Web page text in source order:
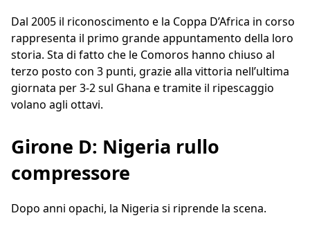
Dal 2005 il riconoscimento e la Coppa D’Africa in corso
rappresenta il primo grande appuntamento della loro
storia. Sta di fatto che le Comoros hanno chiuso al
terzo posto con 3 punti, grazie alla vittoria nell’ultima
giornata per 3-2 sul Ghana e tramite il ripescaggio
volano agli ottavi.
Girone D: Nigeria rullo
compressore
Dopo anni opachi, la Nigeria si riprende la scena.